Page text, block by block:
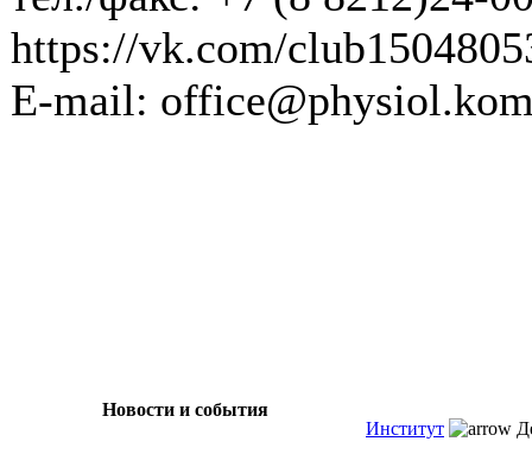
https://vk.com/
E-mail:
Новости и события
Институт